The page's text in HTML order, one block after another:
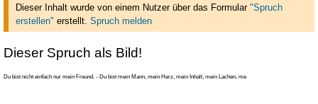
Dieser Inhalt wurde von einem Nutzer über das Formular "Spruch
erstellen" erstellt. Spruch melden
Dieser Spruch als Bild!
Du bist nicht einfach nur mein Freund. - Du bist mein Mann, mein Herz, mein Inhalt, mein Lachen, me